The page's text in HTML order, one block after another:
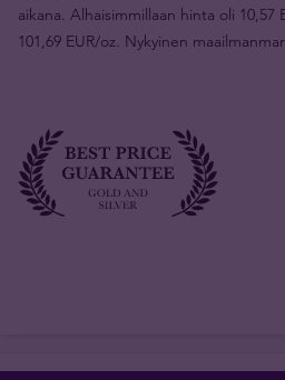
aikana. Alhaisimmillaan hinta oli 10,57
101,69 EUR/oz. Nykyinen